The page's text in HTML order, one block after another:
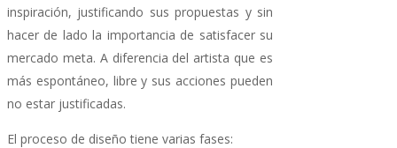
inspiración, justificando sus propuestas y sin
hacer de lado la importancia de satisfacer su
mercado meta. A diferencia del artista que es
más espontáneo, libre y sus acciones pueden
no estar justificadas.
El proceso de diseño tiene varias fases: